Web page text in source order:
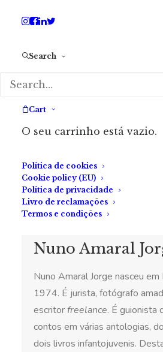
Search
Cart
O seu carrinho está vazio.
Política de cookies
Cookie policy (EU)
Política de privacidade
Livro de reclamações
Termos e condições
pegava no bisturi.
próxima não passa.
*Este texto foi redigido segundo
Ortográfico de 1945
SOBRE O AUTOR
Nuno Amaral
Nuno Amaral Jorge nasceu em
1974. É jurista, fotógrafo
escritorfreelance. É guionista
contos em várias antologias,
dois livros infantojuvenis.